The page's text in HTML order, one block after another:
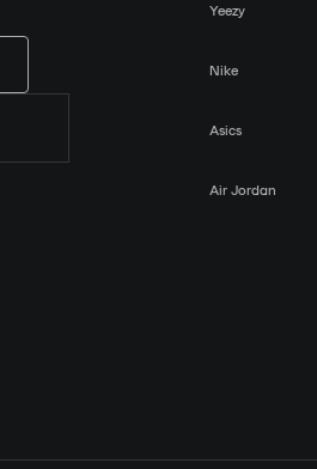
Yeezy
Nike
Asics
Air Jordan